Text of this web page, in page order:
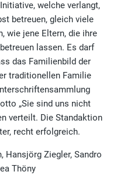
welche verlangt,
betreuen, gleich viele
wie jene Eltern, die ihre
lassen. Es darf
das Familienbild der
traditionellen Familie
„Sie sind uns nicht
verteilt. Die Standaktion
recht erfolgreich.
Hansjörg Ziegler, Sandro
Thöny